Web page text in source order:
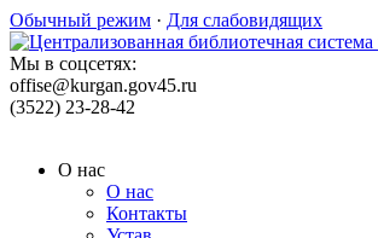
Обычный режим · Для слабовидящих
Мы в соцсетях:
offise@kurgan.gov45.ru
(3522) 23-28-42
О нас
О нас
Контакты